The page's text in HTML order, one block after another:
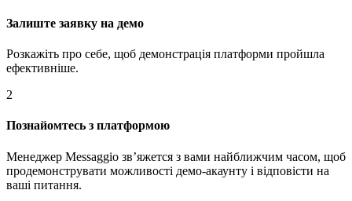
Залиште заявку на демо
Розкажіть про себе, щоб демонстрація платформи пройшла
ефективніше.
2
Познайомтесь з платформою
Менеджер Messaggio звʼяжется з вами найближчим часом, щоб
продемонструвати можливості демо-акаунту і відповісти на
ваші питання.